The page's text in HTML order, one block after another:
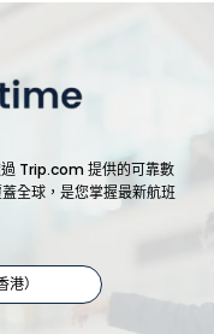
Trip.com 提供的可靠數
全球，是您掌握最新航班
）